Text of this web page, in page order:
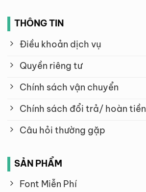
THÔNG TIN
Điều khoản dịch vụ
Quyền riêng tư
Chính sách vận chuyển
Chính sách đổi trả/ hoàn tiền
Câu hỏi thường gặp
SẢN PHẨM
Font Miễn Phí